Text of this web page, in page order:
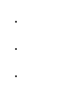
.
.
.